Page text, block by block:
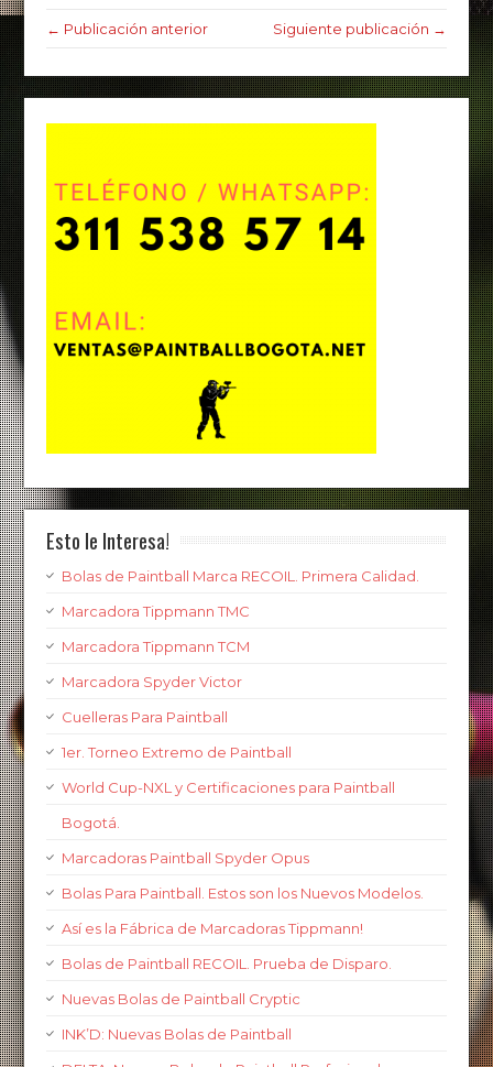
← Publicación anterior Siguiente publicación →
Esto le Interesa!
Bolas de Paintball Marca RECOIL. Primera Calidad.
Marcadora Tippmann TMC
Marcadora Tippmann TCM
Marcadora Spyder Victor
Cuelleras Para Paintball
1er. Torneo Extremo de Paintball
World Cup-NXL y Certificaciones para Paintball
Bogotá.
Marcadoras Paintball Spyder Opus
Bolas Para Paintball. Estos son los Nuevos Modelos.
Así es la Fábrica de Marcadoras Tippmann!
Bolas de Paintball RECOIL. Prueba de Disparo.
Nuevas Bolas de Paintball Cryptic
INK’D: Nuevas Bolas de Paintball